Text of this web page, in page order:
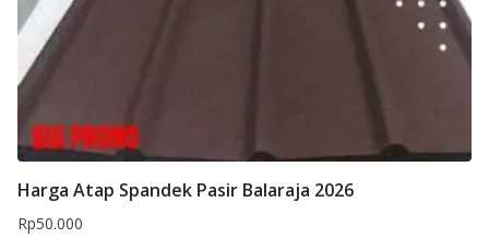
Harga Atap Spandek Pasir Balaraja 2026
Rp50.000